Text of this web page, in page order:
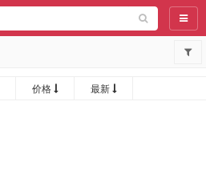
导航
价格 最新